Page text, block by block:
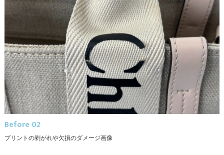
Before 02
プリントの剥がれや欠損のダメージ画像